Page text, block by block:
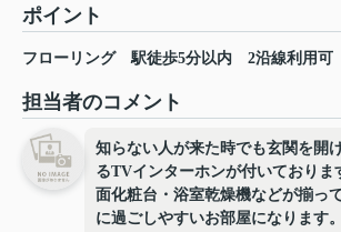
ポイント
フローリング 駅徒歩5分以内 2沿線利用可
担当者のコメント
知らない人が来た時でも玄関を開
るTVインターホンが付いておりま
面化粧台・浴室乾燥機などが揃っ
に過ごしやすいお部屋になります